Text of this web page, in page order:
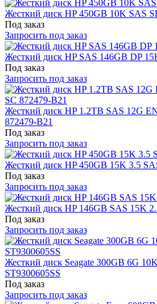
Жесткий диск HP 450GB 10K SAS
Под заказ
Запросить под заказ
Жесткий диск HP SAS 146GB DP
Под заказ
Запросить под заказ
Жесткий диск HP 1.2TB SAS 12G
872479-B21
Под заказ
Запросить под заказ
Жесткий диск HP 450GB 15K 3.5
Под заказ
Запросить под заказ
Жесткий диск HP 146GB SAS 15K
Под заказ
Запросить под заказ
Жесткий диск Seagate 300GB 6G
ST9300605SS
Под заказ
Запросить под заказ